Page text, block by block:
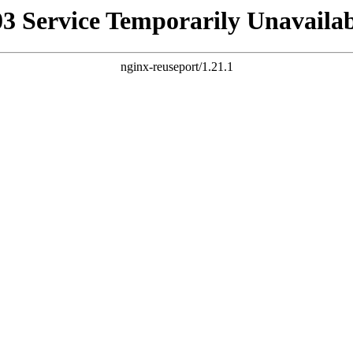
Service Temporarily
nginx-reuseport/1.21.1